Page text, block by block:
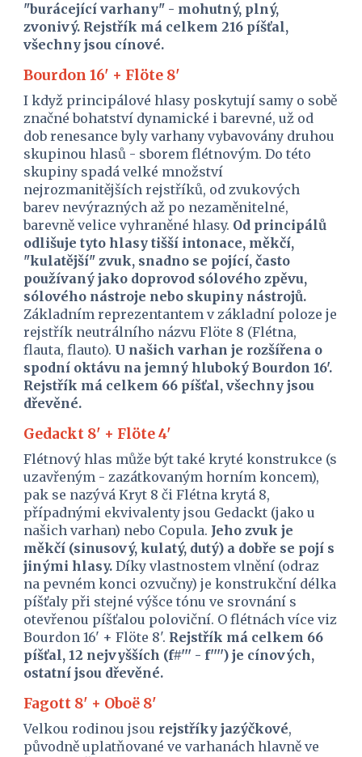
"burácející varhany" - mohutný, plný,
zvonivý. Rejstřík má celkem 216 píšťal,
všechny jsou cínové.
Bourdon 16' + Flöte 8'
I když principálové hlasy poskytují samy o sobě
značné bohatství dynamické i barevné, už od
dob renesance byly varhany vybavovány druhou
skupinou hlasů - sborem flétnovým. Do této
skupiny spadá velké množství
nejrozmanitějších rejstříků, od zvukových
barev nevýrazných až po nezaměnitelné,
barevně velice vyhraněné hlasy. Od principálů
odlišuje tyto hlasy tišší intonace, měkčí,
"kulatější" zvuk, snadno se pojící, často
používaný jako doprovod sólového zpěvu,
sólového nástroje nebo skupiny nástrojů.
Základním reprezentantem v základní poloze je
rejstřík neutrálního názvu Flöte 8 (Flétna,
flauta, flauto). U našich varhan je rozšířena o
spodní oktávu na jemný hluboký Bourdon 16'.
Rejstřík má celkem 66 píšťal, všechny jsou
dřevěné.
Gedackt 8' + Flöte 4'
Flétnový hlas může být také kryté konstrukce (s
uzavřeným - zazátkovaným horním koncem),
pak se nazývá Kryt 8 či Flétna krytá 8,
případnými ekvivalenty jsou Gedackt (jako u
našich varhan) nebo Copula. Jeho zvuk je
měkčí (sinusový, kulatý, dutý) a dobře se pojí s
jinými hlasy. Díky vlastnostem vlnění (odraz
na pevném konci ozvučny) je konstrukční délka
píšťaly při stejné výšce tónu ve srovnání s
otevřenou píšťalou poloviční. O flétnách více viz
Bourdon 16' + Flöte 8'. Rejstřík má celkem 66
píšťal, 12 nejvyšších (f#''' - f'''') je cínových,
ostatní jsou dřevěné.
Fagott 8' + Oboë 8'
Velkou rodinou jsou rejstříky jazýčkové,
původně uplatňované ve varhanách hlavně ve